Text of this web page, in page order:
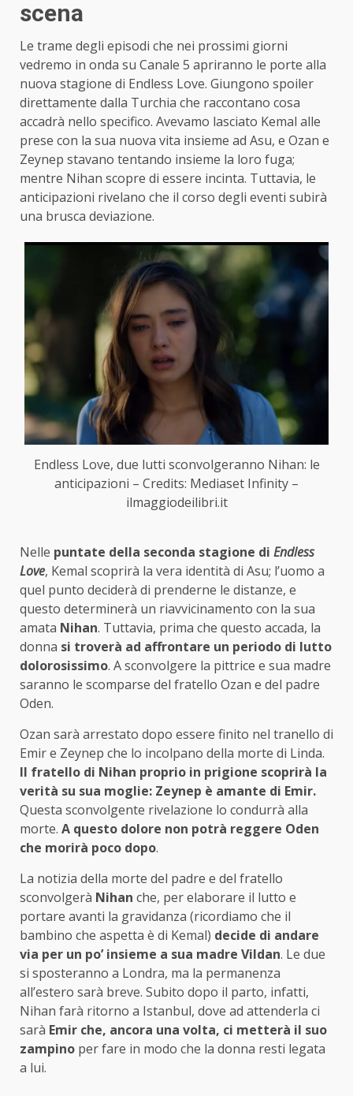
scena
Le trame degli episodi che nei prossimi giorni
vedremo in onda su Canale 5 apriranno le porte alla
nuova stagione di Endless Love. Giungono spoiler
direttamente dalla Turchia che raccontano cosa
accadrà nello specifico. Avevamo lasciato Kemal alle
prese con la sua nuova vita insieme ad Asu, e Ozan e
Zeynep stavano tentando insieme la loro fuga;
mentre Nihan scopre di essere incinta. Tuttavia, le
anticipazioni rivelano che il corso degli eventi subirà
una brusca deviazione.
Endless Love, due lutti sconvolgeranno Nihan: le
anticipazioni – Credits: Mediaset Infinity –
ilmaggiodeilibri.it
Nelle puntate della seconda stagione di Endless
Love, Kemal scoprirà la vera identità di Asu; l’uomo a
quel punto deciderà di prenderne le distanze, e
questo determinerà un riavvicinamento con la sua
amata Nihan. Tuttavia, prima che questo accada, la
donna si troverà ad affrontare un periodo di lutto
dolorosissimo. A sconvolgere la pittrice e sua madre
saranno le scomparse del fratello Ozan e del padre
Oden.
Ozan sarà arrestato dopo essere finito nel tranello di
Emir e Zeynep che lo incolpano della morte di Linda.
Il fratello di Nihan proprio in prigione scoprirà la
verità su sua moglie: Zeynep è amante di Emir.
Questa sconvolgente rivelazione lo condurrà alla
morte. A questo dolore non potrà reggere Oden
che morirà poco dopo.
La notizia della morte del padre e del fratello
sconvolgerà Nihan che, per elaborare il lutto e
portare avanti la gravidanza (ricordiamo che il
bambino che aspetta è di Kemal) decide di andare
via per un po’ insieme a sua madre Vildan. Le due
si sposteranno a Londra, ma la permanenza
all’estero sarà breve. Subito dopo il parto, infatti,
Nihan farà ritorno a Istanbul, dove ad attenderla ci
sarà Emir che, ancora una volta, ci metterà il suo
zampino per fare in modo che la donna resti legata
a lui.